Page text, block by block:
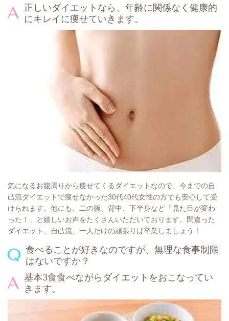
正しいダイエットなら、年齢に関係なく健康的
にキレイに痩せていきます。
気になるお腹周りから痩せてくるダイエットなので、今までの自
己流ダイエットで痩せなかった30代40代女性の方でも安心して受
けられます。他にも、二の腕、背中、下半身など「見た目が変わ
った！」と嬉しいお声をたくさんいただいております。間違った
ダイエット、自己流、一人だけの頑張りは卒業しましょう！
食べることが好きなのですが、無理な食事制限
はないですか？
基本3食食べながらダイエットをおこなってい
きます。